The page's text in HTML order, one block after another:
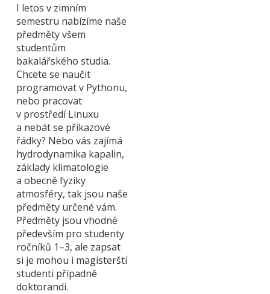
I letos v zimním
semestru nabízíme naše
předměty všem
studentům
bakalářského studia.
Chcete se naučit
programovat v Pythonu,
nebo pracovat
v prostředí Linuxu
a nebát se příkazové
řádky? Nebo vás zajímá
hydrodynamika kapalin,
základy klimatologie
a obecně fyziky
atmosféry, tak jsou naše
předměty určené vám.
Předměty jsou vhodné
především pro studenty
ročníků 1–3, ale zapsat
si je mohou i magisterští
studenti případně
doktorandi.